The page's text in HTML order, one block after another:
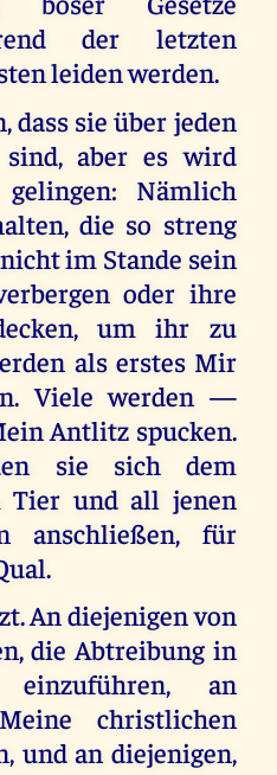
der letzten
leiden werden.
dass sie über jeden
aber es wird
Nämlich
die so streng
im Stande sein
oder ihre
um ihr zu
als erstes Mir
Viele werden —
Antlitz spucken.
sie sich dem
Tier und all jenen
anschließen, für
An diejenigen von
die Abtreibung in
an
christlichen
und an diejenigen,